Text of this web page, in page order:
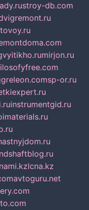
stroy-db.com
vyitikho.rumirjon.ru
greleon.comsp-or.ru
instrumentgid.ru
lcna.kz
avtoguru.net